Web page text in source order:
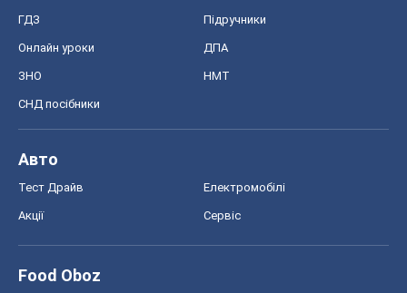
ГДЗ Підручники
Онлайн уроки ДПА
ЗНО НМТ
СНД посібники
Авто
Тест Драйв Електромобілі
Акції Сервіс
Food Oboz